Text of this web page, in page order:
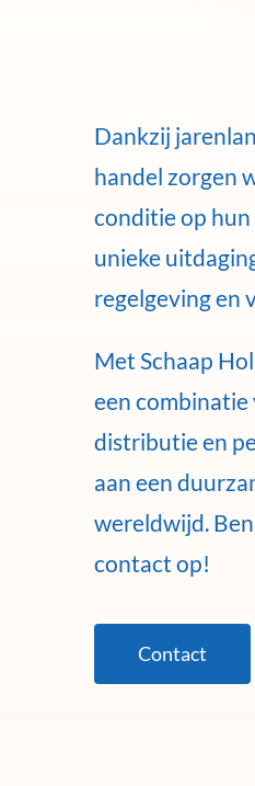
Dankzij
handel zorgen
conditie op hun
unieke
regelgeving en
Met Schaap
een
distributie en
aan een
wereldwijd.
contact op!
Contact